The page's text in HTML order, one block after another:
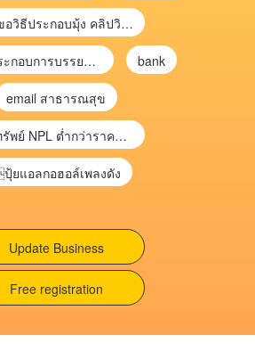
ฉันขอวิธีประกอบมุ้ง คลิปวิดีโอ การประกอบมุ้ง
เอกสารประกอบการบรรยาย การประเมินความเสี่ยงเพื่อวางแผนการตรวจสอบ \ bank
email สาธารณสุข
ซื้อทรัพย์ NPL ต่ำกว่าราคาตลาด 30-70% แบบไม่ต้องไปประมูล”
ยแอลกอฮอล์เพลงดัง
Update Business
Free registration